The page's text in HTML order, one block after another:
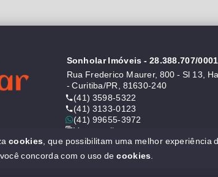
Sonholar Imóveis - 28.388.707/
Rua Frederico Maurer, 800 - Sl 13,
- Curitiba/PR, 81630-240
(41) 3598-5322
(41) 3133-0123
(41) 99655-3972
Ver e-mail
CRECI J6646
cookies , que possibilitam uma melhor experiência
concorda com o uso decookies